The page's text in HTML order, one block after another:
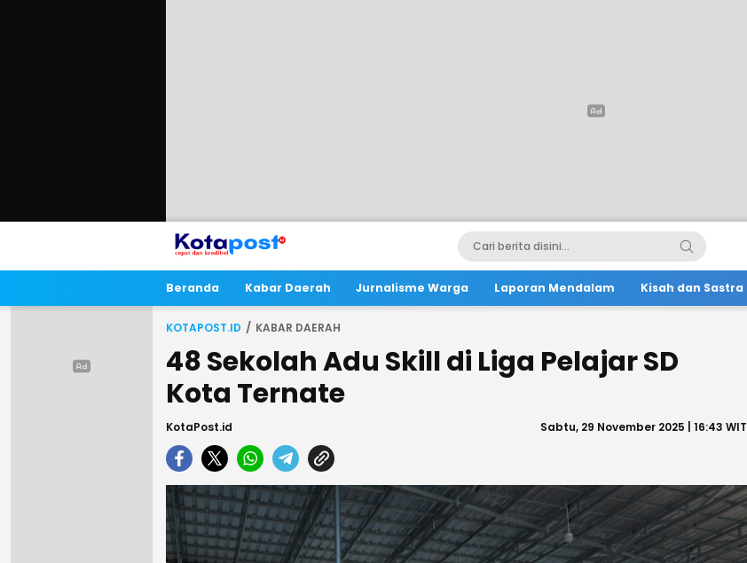
Beranda Kabar Daerah Jurnalisme Warga Laporan Mendalam Kisah dan Sastra
KOTAPOST.ID KABAR DAERAH
48 Sekolah Adu Skill di Liga Pelajar SD
Kota Ternate
KotaPost.id Sabtu, 29 November 2025 | 16:43 WIT